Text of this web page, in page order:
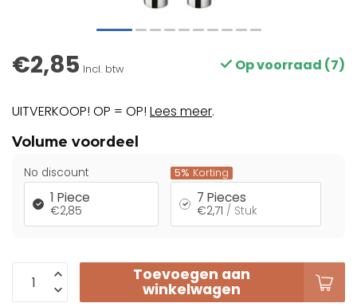
€2,85 Incl. btw Op voorraad (7)
UITVERKOOP! OP = OP! Lees meer.
Volume voordeel
No discount
1 Piece
€2,85
5%Korting
7 Pieces
€2,71 / Stuk
Toevoegen aan
winkelwagen